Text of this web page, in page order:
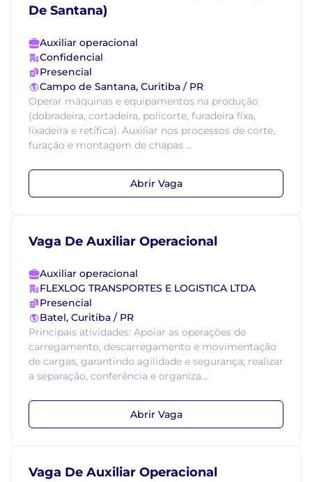
De Santana)
Auxiliar operacional
Confidencial
Presencial
Campo de Santana, Curitiba / PR
Operar máquinas e equipamentos na produção
(dobradeira, cortadeira, policorte, furadeira fixa,
lixadeira e retífica). Auxiliar nos processos de corte,
furação e montagem de chapas ...
Abrir Vaga
Vaga De Auxiliar Operacional
Auxiliar operacional
FLEXLOG TRANSPORTES E LOGISTICA LTDA
Presencial
Batel, Curitiba / PR
Principais atividades: Apoiar as operações de
carregamento, descarregamento e movimentação
de cargas, garantindo agilidade e segurança; realizar
a separação, conferência e organiza...
Abrir Vaga
Vaga De Auxiliar Operacional